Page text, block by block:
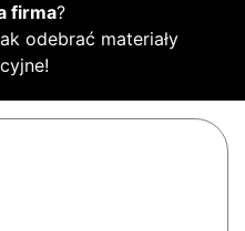
firma?
odebrać materiały